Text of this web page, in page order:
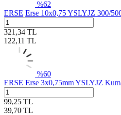
%62
ERSE Erse 10x0,75 YSLYJZ 300/
321,34 TL
122,11 TL
%60
ERSE Erse 3x0,75mm YSLYJZ
99,25 TL
39,70 TL